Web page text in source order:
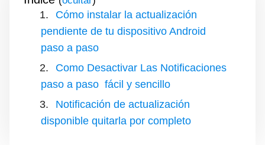
Cómo instalar la actualización
pendiente de tu dispositivo Android
paso a paso
Como Desactivar Las Notificaciones
paso a paso fácil y sencillo
Notificación de actualización
disponible quitarla por completo